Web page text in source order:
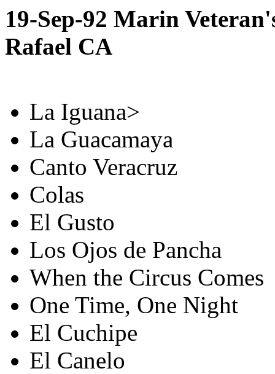
19-Sep-92 Marin
Rafael CA
La Iguana>
La Guacamaya
Canto Veracruz
Colas
El Gusto
Los Ojos de Pancha
When the Circus Comes
One Time, One Night
El Cuchipe
El Canelo